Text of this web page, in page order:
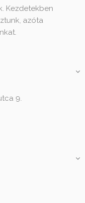
Kezdetekben
azóta
9.